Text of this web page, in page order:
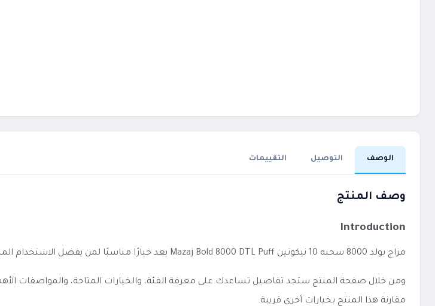
الوصف التوصيل التقييمات
وصف المنتج
Introduction
مزاج بولد 8000 سحبه 10 نيكوتين Mazaj Bold 8000 DTL Puff يعد خيارًا مناسبًا لمن يفضل الاستخدام المباشر دون إعدادات معقدة.
ومن خلال صفحة المنتج ستجد تفاصيل تساعدك على معرفة الفئة، والخيارات المتاحة، والمواصفات الأهم،
مقارنة هذا المنتج بخيارات أخرى قريبة.